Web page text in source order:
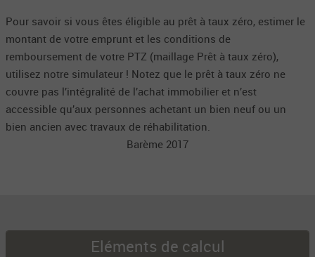
Pour savoir si vous êtes éligible au prêt à taux zéro, estimer le
montant de votre emprunt et les conditions de
remboursement de votre PTZ (maillage Prêt à taux zéro),
utilisez notre simulateur ! Notez que le prêt à taux zéro ne
couvre pas l’intégralité de l’achat immobilier et n’est
accessible qu’aux personnes achetant un bien neuf ou un
bien ancien avec travaux de réhabilitation.
Barème 2017
Eléments de calcul